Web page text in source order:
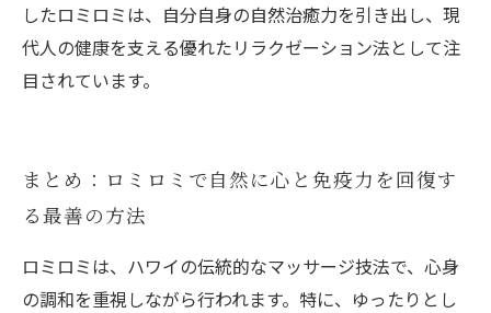
したロミロミは、自分自身の自然治癒力を引き出し、現
代人の健康を支える優れたリラクゼーション法として注
目されています。
まとめ：ロミロミで自然に心と免疫力を回復す
る最善の方法
ロミロミは、ハワイの伝統的なマッサージ技法で、心身
の調和を重視しながら行われます。特に、ゆったりとし